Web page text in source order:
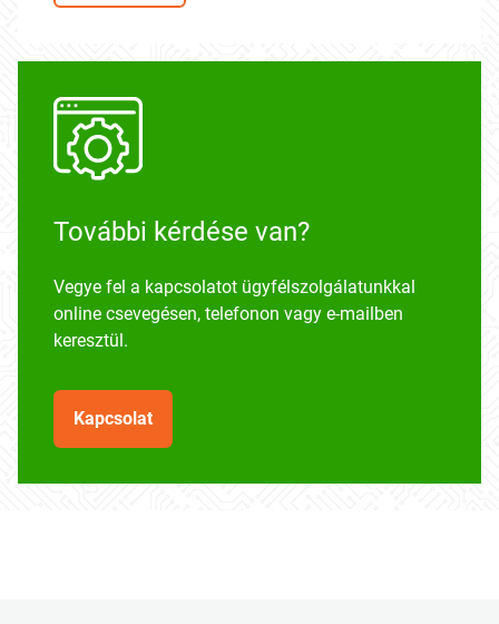
További kérdése van?
Vegye fel a kapcsolatot ügyfélszolgálatunkkal
online csevegésen, telefonon vagy e-mailben
keresztül.
Kapcsolat